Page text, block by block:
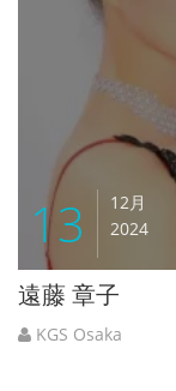
13
12月
2024
遠藤 章子
KGS Osaka